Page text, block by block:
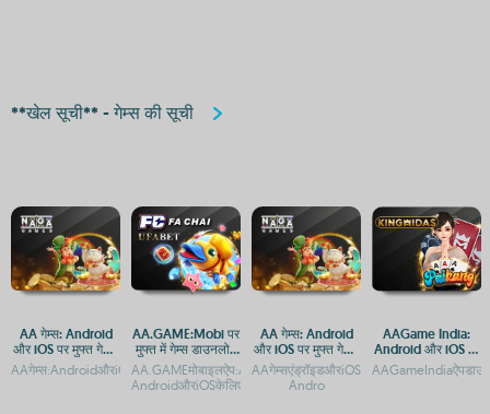
**खेल सूची** - गेम्स की सूची
AA गेम्स: Android
और iOS पर मुफ्त गेमिंग
का आनंद
AAगेम्स:AndroidऔरiOSपरमुफ्तगेमिंगएप्सAAगेम्सएंड्रॉइडऔरiOSपरमुफ्तमेंखेलनेकेलिएडाउनलोडकरें
AA.GAME:Mobi पर
मुफ्त में गेम्स डाउनलोड
करें - Android और
iOS के लिए एक्सेस
AA.GAMEमोबाइलऐप:AndroidऔरiOSपरएक्सेसकरेंAA.GAME:Mobi-
AndroidऔरiOSकेलिएऐपडाउनलोडकरेंAA.GA
AA गेम्स: Android
और iOS पर मुफ्त गेमिंग
का आनंद
Andro
AAGame India:
Android और iOS पर
डाउनलोड करें और खेलें